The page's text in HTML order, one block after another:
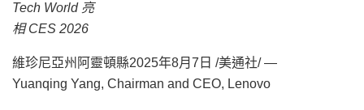
Tech World 亮
相 CES 2026
維珍尼亞州阿靈頓縣2025年8月7日 /美通社/ —
Yuanqing Yang, Chairman and CEO, Lenovo